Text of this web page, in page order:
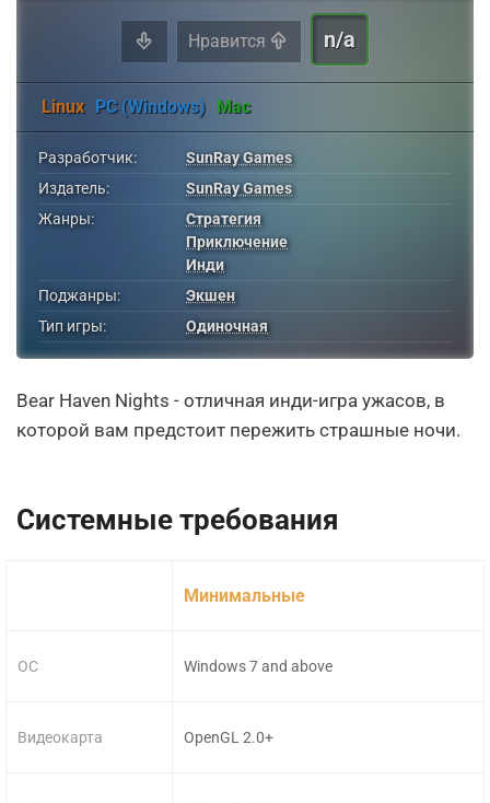
Нравится n/a
Linux PC (Windows) Mac
Разработчик:
SunRay Games
Издатель:
SunRay Games
Жанры:
Стратегия
Приключение
Инди
Поджанры:
Экшен
Тип игры:
Одиночная
Bear Haven Nights - отличная инди-игра ужасов, в
которой вам предстоит пережить страшные ночи.
Системные требования
ОС
Видеокарта
Минимальные
Windows 7 and above
OpenGL 2.0+